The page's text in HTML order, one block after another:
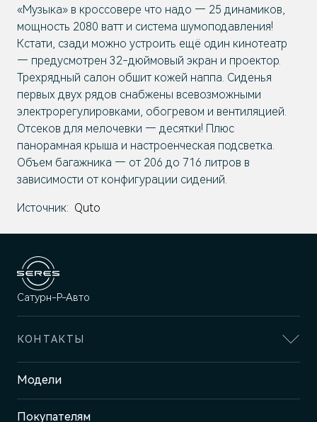
«Музыка» в кроссовере что надо — 25 динамиков,
мощность 2080 ватт и система шумоподавления!
Кстати, сзади можно устроить ещё один кинотеатр
— предусмотрен 32-дюймовый экран и проектор.
Трехрядный салон обшит кожей наппа. Сиденья
первых двух рядов снабжены всевозможными
электрорегулировками, обогревом и вентиляцией.
Отсеков для мелочевки — десятки! Плюс
панорамная крыша и настроенческая подсветка.
Объем багажника — от 206 до 716 литров в
зависимости от конфигурации сидений.
Источник: Quto
Сатурн-Р-Авто
КОНТАКТЫ
Адрес
Пермь, ш. Космонавтов, 399 Б/1
Отдел продаж и сервиса
Модели
Покупателям